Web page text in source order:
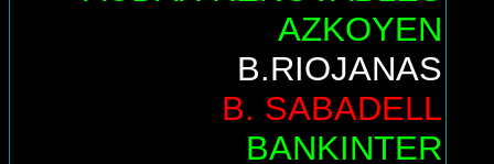
AZKOYEN
B.RIOJANAS
B. SABADELL
BANKINTER